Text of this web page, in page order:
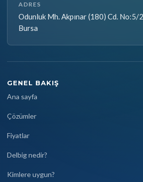
ADRES
Odunluk Mh. Akpınar (180) Cd.
Bursa
GENEL BAKIŞ
Ana sayfa
Çözümler
Fiyatlar
Delbig nedir?
Kimlere uygun?